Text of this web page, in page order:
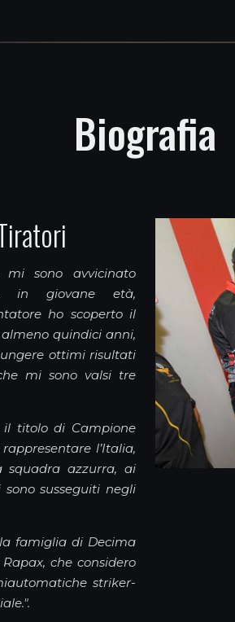
Biografia
sono avvicinato
in giovane età,
ho scoperto il
quindici anni,
ottimi risultati
mi sono valsi tre
titolo di Campione
l’Italia,
azzurra, ai
susseguiti negli
famiglia di Decima
che considero
striker-